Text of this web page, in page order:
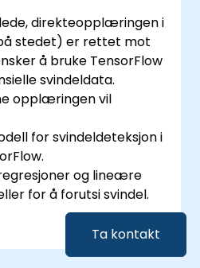
Ta kontakt
images og distribuere
sky-server.
direkteopplæringen i
stedet) er rettet mot
å bruke TensorFlow
svindeldata.
opplæringen vil
for svindeldeteksjon i
og lineære
for å forutsi svindel.
til-ende AI-applikasjon